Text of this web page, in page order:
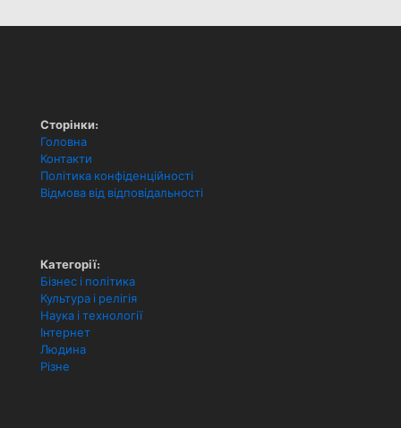
Сторінки:
Головна
Контакти
Політика конфіденційності
Відмова від відповідальності
Категорії:
Бізнес і політика
Культура і релігія
Наука і технології
Інтернет
Людина
Різне